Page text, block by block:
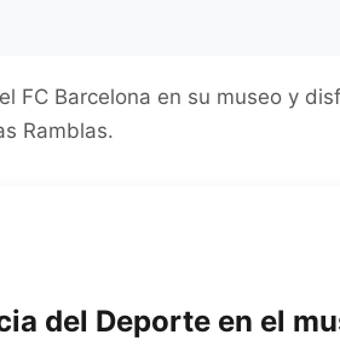
FC Barcelona en su museo y
Ramblas.
del Deporte en el